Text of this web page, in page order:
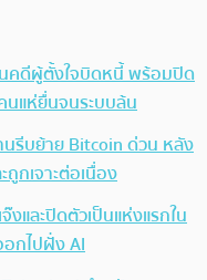
คดีผู้ตั้งใจบิดหนี้ พร้อมปิด
แห่ยื่นจนระบบล้น
นรีบย้าย Bitcoin ด่วน หลัง
ถูกเจาะต่อเนื่อง
งและปิดตัวเป็นแห่งแรกใน
กไปฝั่ง AI